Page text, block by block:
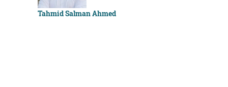
Tahmid Salman Ahmed